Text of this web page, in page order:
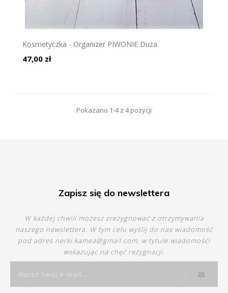
Kosmetyczka - Organizer PIWONIE Duża
Cena
47,00 zł
Pokazano 1-4 z 4 pozycji
Zapisz się do newslettera
W każdej chwili możesz zrezygnować z otrzymywania
naszego newslettera. W tym celu wyślij do nas wiadomość
pod adres nerki.kamea@gmail.com, w tytule wiadomości
wskazując na chęć rezygnacji.